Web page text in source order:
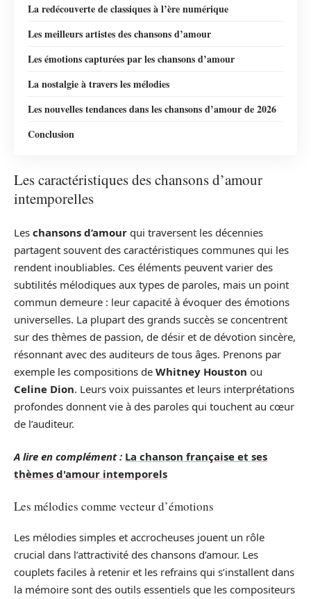
La redécouverte de classiques à l’ère numérique
Les meilleurs artistes des chansons d’amour
Les émotions capturées par les chansons d’amour
La nostalgie à travers les mélodies
Les nouvelles tendances dans les chansons d’amour de 2026
Conclusion
Les caractéristiques des chansons d’amour
intemporelles
Les chansons d’amour qui traversent les décennies
partagent souvent des caractéristiques communes qui les
rendent inoubliables. Ces éléments peuvent varier des
subtilités mélodiques aux types de paroles, mais un point
commun demeure : leur capacité à évoquer des émotions
universelles. La plupart des grands succès se concentrent
sur des thèmes de passion, de désir et de dévotion sincère,
résonnant avec des auditeurs de tous âges. Prenons par
exemple les compositions de Whitney Houston ou
Celine Dion. Leurs voix puissantes et leurs interprétations
profondes donnent vie à des paroles qui touchent au cœur
de l’auditeur.
A lire en complément : La chanson française et ses
thèmes d'amour intemporels
Les mélodies comme vecteur d’émotions
Les mélodies simples et accrocheuses jouent un rôle
crucial dans l’attractivité des chansons d’amour. Les
couplets faciles à retenir et les refrains qui s’installent dans
la mémoire sont des outils essentiels que les compositeurs